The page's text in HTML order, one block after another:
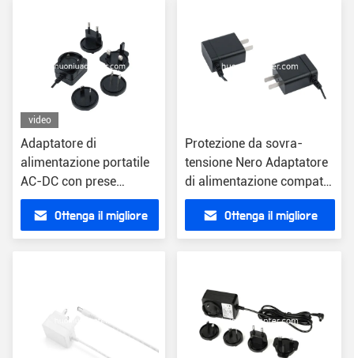
video
Adaptatore di
alimentazione portatile
AC-DC con prese
intercambiabili e
connettore ottico
universale
Ottenga il migliore
Protezione da sovra-
tensione Nero Adaptatore
di alimentazione compatto
AC/DC 1A cavo di
alimentazione di uscita
1,5m ABS
Ottenga il migliore